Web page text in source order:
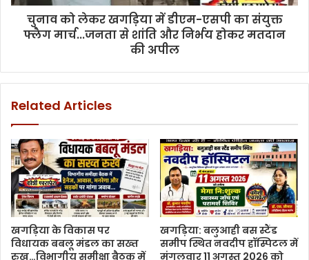
चुनाव को लेकर खगड़िया में डीएम-एसपी का संयुक्त
फ्लैग मार्च...जनता से शांति और निर्भय होकर मतदान
की अपील
Related Articles
खगड़िया के विकास पर
विधायक बबलू मंडल का सख्त
रुख…विभागीय समीक्षा बैठक में
खगड़िया: बलुआही बस स्टैंड
समीप स्थित नवदीप हॉस्पिटल में
मंगलवार 11 अगस्त 2026 को